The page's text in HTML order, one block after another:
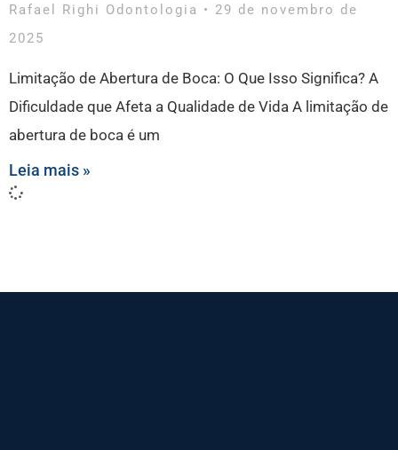
Rafael Righi Odontologia
29 de novembro de
2025
Limitação de Abertura de Boca: O Que Isso Significa? A
Dificuldade que Afeta a Qualidade de Vida A limitação de
abertura de boca é um
Leia mais »